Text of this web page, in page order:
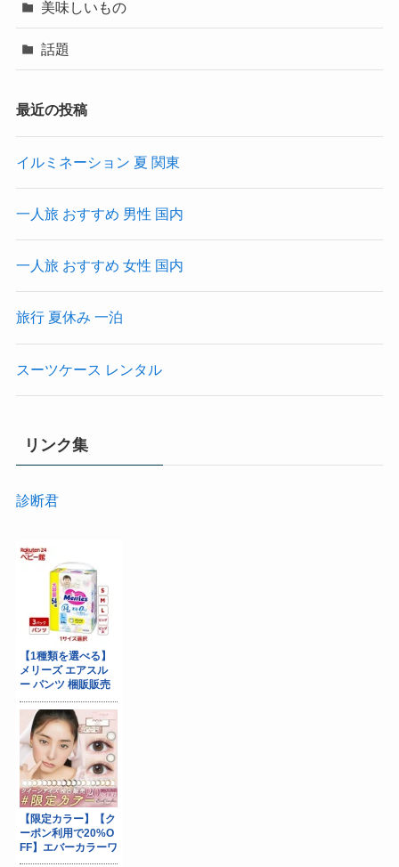
美味しいもの
話題
最近の投稿
イルミネーション 夏 関東
一人旅 おすすめ 男性 国内
一人旅 おすすめ 女性 国内
旅行 夏休み 一泊
スーツケース レンタル
リンク集
診断君